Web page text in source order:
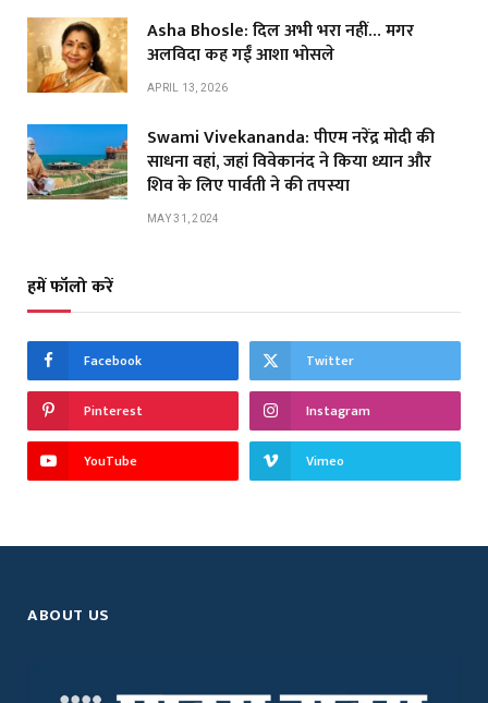
Asha Bhosle: दिल अभी भरा नहीं… मगर
अलविदा कह गईं आशा भोसले
APRIL 13, 2026
Swami Vivekananda: पीएम नरेंद्र मोदी की
साधना वहां, जहां विवेकानंद ने किया ध्यान और
शिव के लिए पार्वती ने की तपस्या
MAY 31, 2024
हमें फॉलो करें
Facebook Twitter
Pinterest Instagram
YouTube Vimeo
ABOUT US